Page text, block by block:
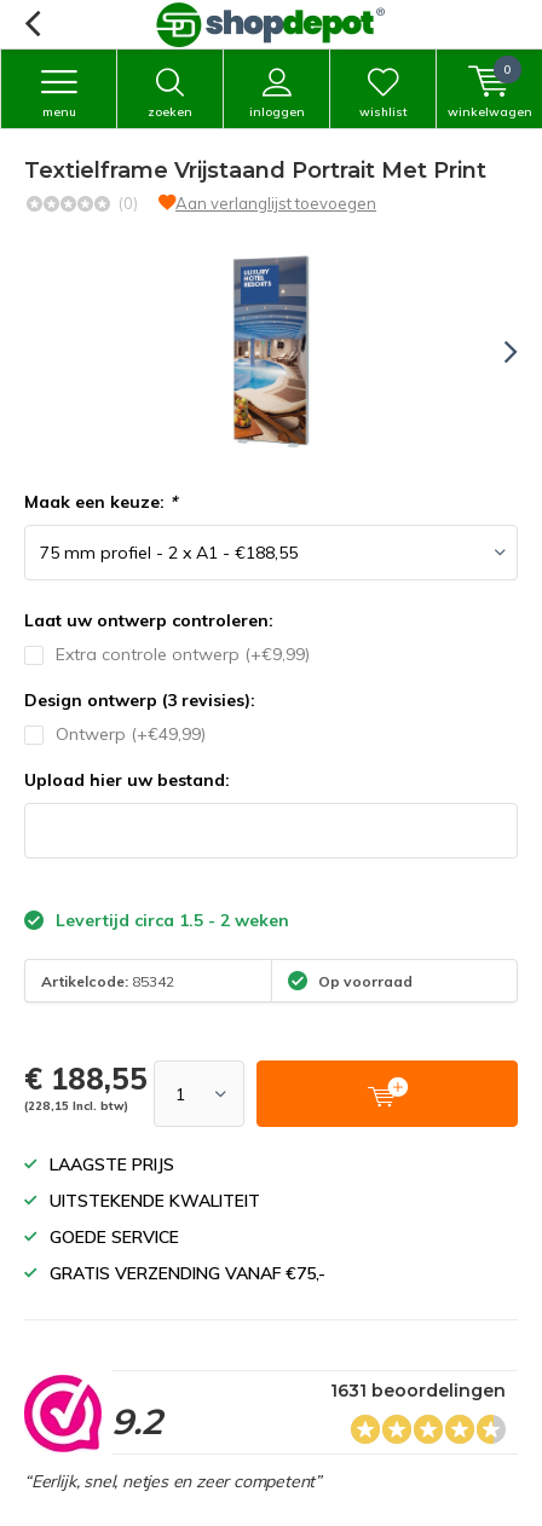
zoeken inloggen
menu wishlist winkelwagen
0
Textielframe Vrijstaand Portrait Met Print
(0) Aan verlanglijst toevoegen
Maak een keuze: *
Laat uw ontwerp controleren:
Extra controle ontwerp (+€9,99)
Design ontwerp (3 revisies):
Ontwerp (+€49,99)
Upload hier uw bestand:
Levertijd circa 1.5 - 2 weken
Artikelcode: 85342 Op voorraad
€ 188,55
(228,15 Incl. btw)
LAAGSTE PRIJS
UITSTEKENDE KWALITEIT
GOEDE SERVICE
GRATIS VERZENDING VANAF €75,-
9.2
1631 beoordelingen
“Eerlijk, snel, netjes en zeer competent”